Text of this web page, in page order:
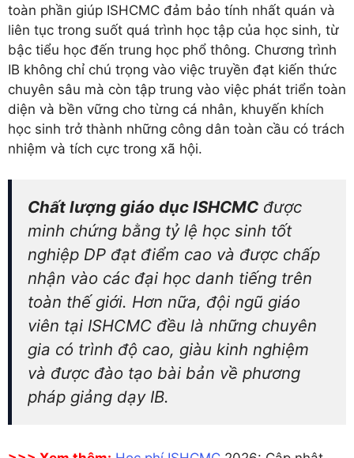
toàn phần giúp ISHCMC đảm bảo tính nhất quán và
liên tục trong suốt quá trình học tập của học sinh, từ
bậc tiểu học đến trung học phổ thông. Chương trình
IB không chỉ chú trọng vào việc truyền đạt kiến thức
chuyên sâu mà còn tập trung vào việc phát triển toàn
diện và bền vững cho từng cá nhân, khuyến khích
học sinh trở thành những công dân toàn cầu có trách
nhiệm và tích cực trong xã hội.
Chất lượng giáo dục ISHCMC được
minh chứng bằng tỷ lệ học sinh tốt
nghiệp DP đạt điểm cao và được chấp
nhận vào các đại học danh tiếng trên
toàn thế giới. Hơn nữa, đội ngũ giáo
viên tại ISHCMC đều là những chuyên
gia có trình độ cao, giàu kinh nghiệm
và được đào tạo bài bản về phương
pháp giảng dạy IB.